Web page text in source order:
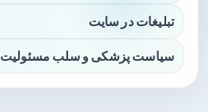
تبلیغات در سایت
سیاست پزشکی و سلب مسئولیت